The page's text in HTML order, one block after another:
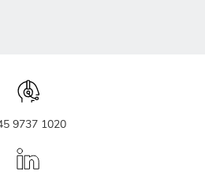
9737 1020